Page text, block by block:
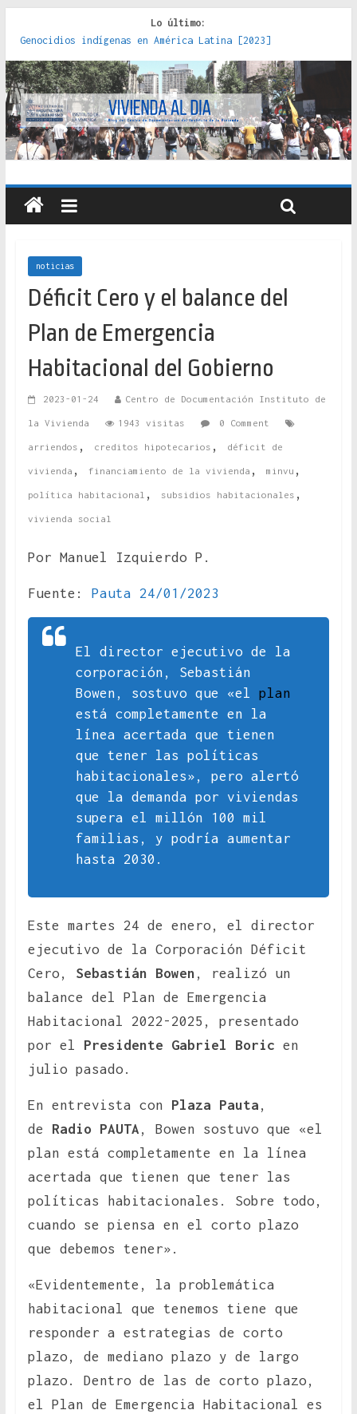
Lo último:
Genocidios indígenas en América Latina [2023]
Estudios sobre la espacialización de los Estados :
políticas, prácticas y representaciones [2022]
Donde el pedernal choca con el acero : hacia una teoría
crítica de las fronteras latinoamericanas [2020]
Criterios técnicos para una vivienda adecuada [2019]
Red de consultorios de la Caja del Seguro Obrero en
Santiago : un patrimonio emblemático [2014]
noticias
Déficit Cero y el balance del
Plan de Emergencia
Habitacional del Gobierno
2023-01-24 Centro de Documentación Instituto de
la Vivienda 1943 visitas 0 Comment
arriendos , creditos hipotecarios , déficit de
vivienda , financiamiento de la vivienda , minvu ,
política habitacional , subsidios habitacionales ,
vivienda social
Por Manuel Izquierdo P.
Fuente: Pauta 24/01/2023
El director ejecutivo de la
corporación, Sebastián
Bowen, sostuvo que «el plan
está completamente en la
línea acertada que tienen
que tener las políticas
habitacionales», pero alertó
que la demanda por viviendas
supera el millón 100 mil
familias, y podría aumentar
hasta 2030.
Este martes 24 de enero, el director
ejecutivo de la Corporación Déficit
Cero, Sebastián Bowen , realizó un
balance del Plan de Emergencia
Habitacional 2022-2025, presentado
por el Presidente Gabriel Boric en
julio pasado.
En entrevista con Plaza Pauta ,
de Radio PAUTA , Bowen sostuvo que «el
plan está completamente en la línea
acertada que tienen que tener las
políticas habitacionales. Sobre todo,
cuando se piensa en el corto plazo
que debemos tener».
«Evidentemente, la problemática
habitacional que tenemos tiene que
responder a estrategias de corto
plazo, de mediano plazo y de largo
plazo. Dentro de las de corto plazo,
el Plan de Emergencia Habitacional es